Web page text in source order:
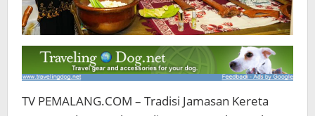
TV PEMALANG.COM – Tradisi Jamasan Kereta